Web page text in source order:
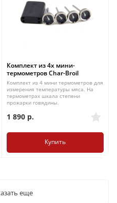
Комплект из 4х мини-
термометров Char-Broil
Комплект из 4 мини термометров для
измерения температуры мяса. На
термометрах шкала степени
прожарки говядины.
1 890 р.
Купить
еще